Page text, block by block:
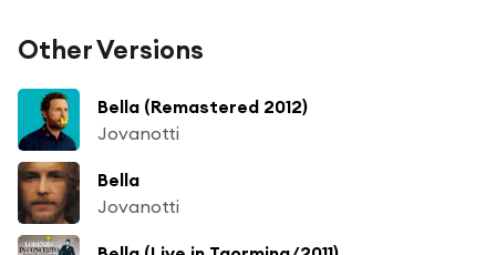
Other Versions
Bella (Remastered 2012)
Jovanotti
Bella
Jovanotti